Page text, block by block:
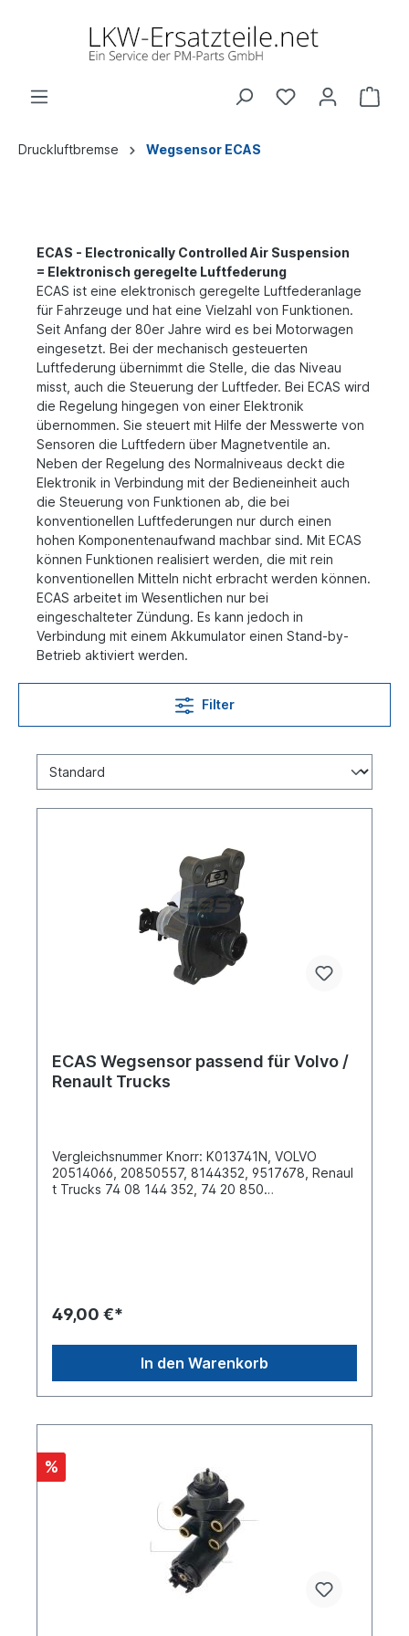
Druckluftbremse Wegsensor ECAS
ECAS - Electronically Controlled Air Suspension
= Elektronisch geregelte Luftfederung
ECAS ist eine elektronisch geregelte Luftfederanlage
für Fahrzeuge und hat eine Vielzahl von Funktionen.
Seit Anfang der 80er Jahre wird es bei Motorwagen
eingesetzt. Bei der mechanisch gesteuerten
Luftfederung übernimmt die Stelle, die das Niveau
misst, auch die Steuerung der Luftfeder. Bei ECAS wird
die Regelung hingegen von einer Elektronik
übernommen. Sie steuert mit Hilfe der Messwerte von
Sensoren die Luftfedern über Magnetventile an.
Neben der Regelung des Normalniveaus deckt die
Elektronik in Verbindung mit der Bedieneinheit auch
die Steuerung von Funktionen ab, die bei
konventionellen Luftfederungen nur durch einen
hohen Komponentenaufwand machbar sind. Mit ECAS
können Funktionen realisiert werden, die mit rein
konventionellen Mitteln nicht erbracht werden können.
ECAS arbeitet im Wesentlichen nur bei
eingeschalteter Zündung. Es kann jedoch in
Verbindung mit einem Akkumulator einen Stand-by-
Betrieb aktiviert werden.
Filter
ECAS Wegsensor passend für Volvo /
Renault Trucks
Vergleichsnummer Knorr: K013741N, VOLVO
20514066, 20850557, 8144352, 9517678, Renaul
t Trucks 74 08 144 352, 74 20 850
49,00 €*
In den Warenkorb
%